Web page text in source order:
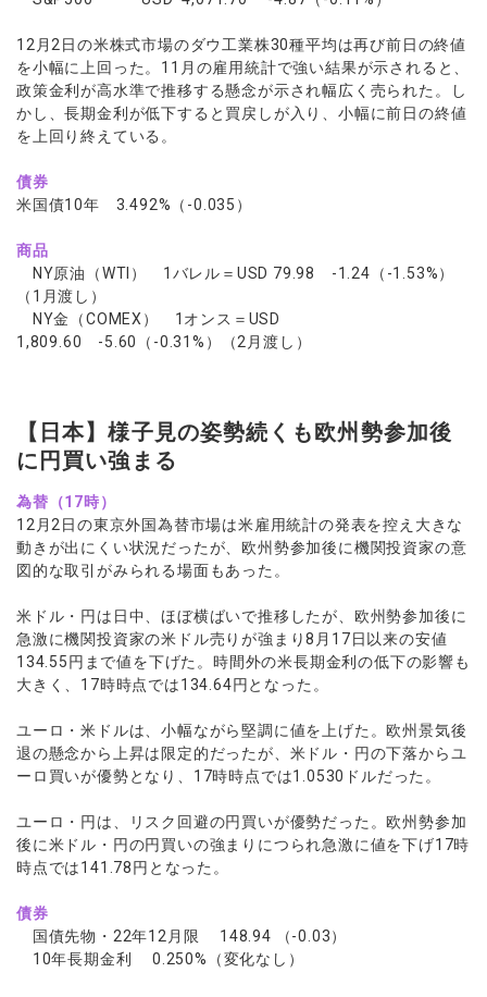
12月2日の米株式市場のダウ工業株30種平均は再び前日の終値
を小幅に上回った。11月の雇用統計で強い結果が示されると、
政策金利が高水準で推移する懸念が示され幅広く売られた。し
かし、長期金利が低下すると買戻しが入り、小幅に前日の終値
を上回り終えている。
債券
米国債10年 3.492%（-0.035）
商品
NY原油（WTI） 1バレル＝USD 79.98 -1.24（-1.53%）
（1月渡し）
NY金（COMEX） 1オンス＝USD
1,809.60 -5.60（-0.31%）（2月渡し）
【日本】様子見の姿勢続くも欧州勢参加後
に円買い強まる
為替（17時）
12月2日の東京外国為替市場は米雇用統計の発表を控え大きな
動きが出にくい状況だったが、欧州勢参加後に機関投資家の意
図的な取引がみられる場面もあった。
米ドル・円は日中、ほぼ横ばいで推移したが、欧州勢参加後に
急激に機関投資家の米ドル売りが強まり8月17日以来の安値
134.55円まで値を下げた。時間外の米長期金利の低下の影響も
大きく、17時時点では134.64円となった。
ユーロ・米ドルは、小幅ながら堅調に値を上げた。欧州景気後
退の懸念から上昇は限定的だったが、米ドル・円の下落からユ
ーロ買いが優勢となり、17時時点では1.0530ドルだった。
ユーロ・円は、リスク回避の円買いが優勢だった。欧州勢参加
後に米ドル・円の円買いの強まりにつられ急激に値を下げ17時
時点では141.78円となった。
債券
国債先物・22年12月限 148.94 （-0.03）
10年長期金利 0.250%（変化なし）